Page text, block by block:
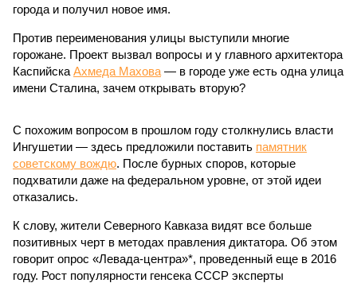
города и получил новое имя.
Против переименования улицы выступили многие
горожане. Проект вызвал вопросы и у главного архитектора
Каспийска Ахмеда Махова — в городе уже есть одна улица
имени Сталина, зачем открывать вторую?
С похожим вопросом в прошлом году столкнулись власти
Ингушетии — здесь предложили поставить памятник
советскому вождю. После бурных споров, которые
подхватили даже на федеральном уровне, от этой идеи
отказались.
К слову, жители Северного Кавказа видят все больше
позитивных черт в методах правления диктатора. Об этом
говорит опрос «Левада-центра»*, проведенный еще в 2016
году. Рост популярности генсека СССР эксперты